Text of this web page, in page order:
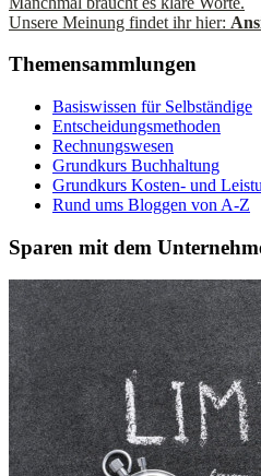
Unsere Meinung findet ihr hier:
Themensammlungen
Basiswissen für Selbständige
Entscheidungsmethoden
Rechnungswesen
Grundkurs Buchhaltung
Grundkurs Kosten- und
Rund ums Bloggen von A-Z
Sparen mit dem